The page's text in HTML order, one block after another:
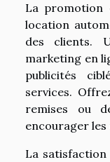
La promotion
location
des clients.
marketing en
publicités
services.
remises ou
encourager
La